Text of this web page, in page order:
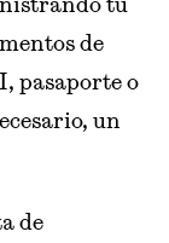
de
pasaporte o
un
de